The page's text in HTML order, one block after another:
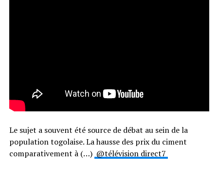
Le sujet a souvent été source de débat au sein de la
population togolaise. La hausse des prix du ciment
comparativement à (…) @télévision direct7